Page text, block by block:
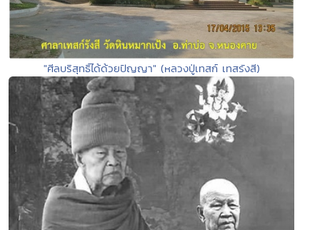
"ศีลบริสุทธิ์ได้ด้วยปัญญา" (หลวงปู่เทสก์ เทสรังสี)